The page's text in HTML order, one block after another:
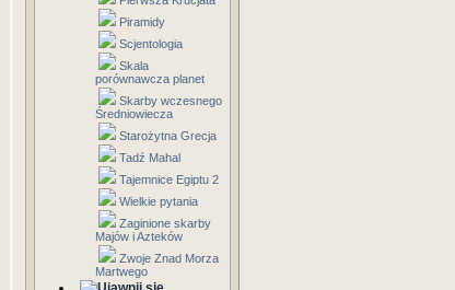
Piramidy
Scjentologia
Skala
porównawcza planet
Skarby wczesnego
Średniowiecza
Starożytna Grecja
Tadź Mahal
Tajemnice Egiptu 2
Wielkie pytania
Zaginione skarby
Majów i Azteków
Zwoje Znad Morza
Martwego